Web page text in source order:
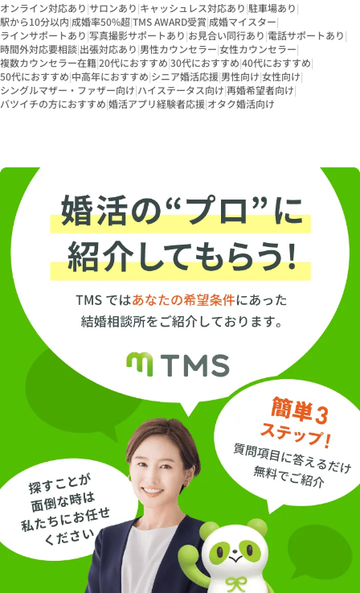
オンライン対応あり|サロンあり|キャッシュレス対応あり|駐車場あり|
駅から10分以内|成婚率50%超|TMS AWARD受賞|成婚マイスター|
ラインサポートあり|写真撮影サポートあり|お見合い同行あり|電話サポートあり|
時間外対応要相談|出張対応あり|男性カウンセラー|女性カウンセラー|
複数カウンセラー在籍|20代におすすめ|30代におすすめ|40代におすすめ|
50代におすすめ|中高年におすすめ|シニア婚活応援|男性向け|女性向け|
シングルマザー・ファザー向け|ハイステータス向け|再婚希望者向け|
バツイチの方におすすめ|婚活アプリ経験者応援|オタク婚活向け